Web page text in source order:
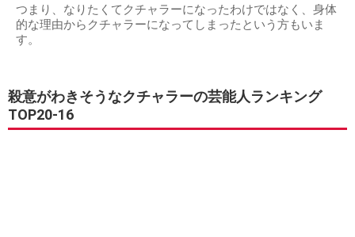
つまり、なりたくてクチャラーになったわけではなく、身体
的な理由からクチャラーになってしまったという方もいま
す。
殺意がわきそうなクチャラーの芸能人ランキング
TOP20-16